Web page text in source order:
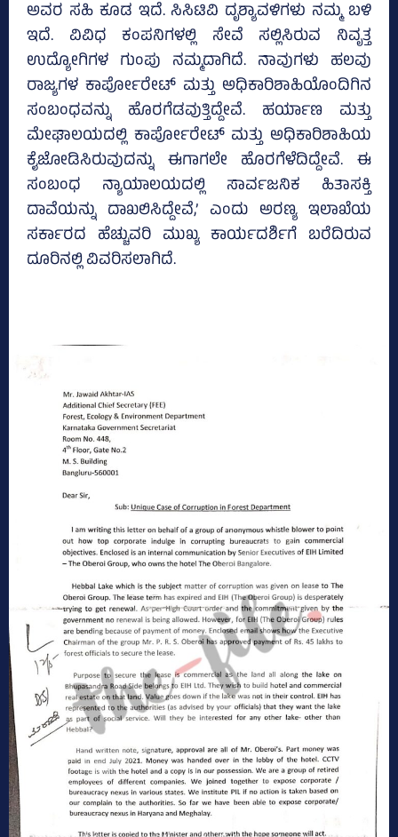
ಅವರ ಸಹಿ ಕೂಡ ಇದೆ. ಸಿಸಿಟಿವಿ ದೃಶ್ಯಾವಳಿಗಳು ನಮ್ಮ ಬಳಿ
ಇದೆ. ವಿವಿಧ ಕಂಪನಿಗಳಲ್ಲಿ ಸೇವೆ ಸಲ್ಲಿಸಿರುವ ನಿವೃತ್ತ
ಉದ್ಯೋಗಿಗಳ ಗುಂಪು ನಮ್ಮದಾಗಿದೆ. ನಾವುಗಳು ಹಲವು
ರಾಜ್ಯಗಳ ಕಾರ್ಪೋರೇಟ್‌ ಮತ್ತು ಅಧಿಕಾರಿಶಾಹಿಯೊಂದಿಗಿನ
ಸಂಬಂಧವನ್ನು ಹೊರಗೆಡವುತ್ತಿದ್ದೇವೆ. ಹರ್ಯಾಣ ಮತ್ತು
ಮೇಘಾಲಯದಲ್ಲಿ ಕಾರ್ಪೋರೇಟ್‌ ಮತ್ತು ಅಧಿಕಾರಿಶಾಹಿಯ
ಕೈಜೋಡಿಸಿರುವುದನ್ನು ಈಗಾಗಲೇ ಹೊರಗೆಳೆದಿದ್ದೇವೆ. ಈ
ಸಂಬಂಧ ನ್ಯಾಯಾಲಯದಲ್ಲಿ ಸಾರ್ವಜನಿಕ ಹಿತಾಸಕ್ತಿ
ದಾವೆಯನ್ನು ದಾಖಲಿಸಿದ್ದೇವೆ,’ ಎಂದು ಅರಣ್ಯ ಇಲಾಖೆಯ
ಸರ್ಕಾರದ ಹೆಚ್ಚುವರಿ ಮುಖ್ಯ ಕಾರ್ಯದರ್ಶಿಗೆ ಬರೆದಿರುವ
ದೂರಿನಲ್ಲಿ ವಿವರಿಸಲಾಗಿದೆ.